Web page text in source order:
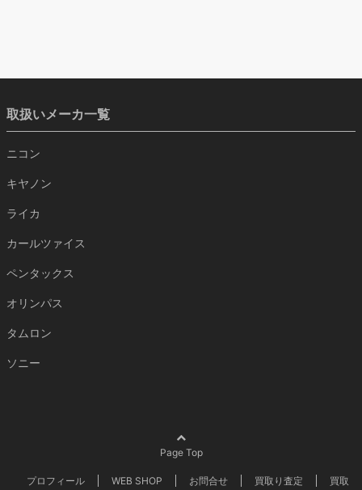
取扱いメーカ一覧
ニコン
キヤノン
ライカ
カールツァイス
ペンタックス
オリンパス
タムロン
ソニー
Page Top
プロフィール WEB SHOP お問合せ 買取り査定
買取